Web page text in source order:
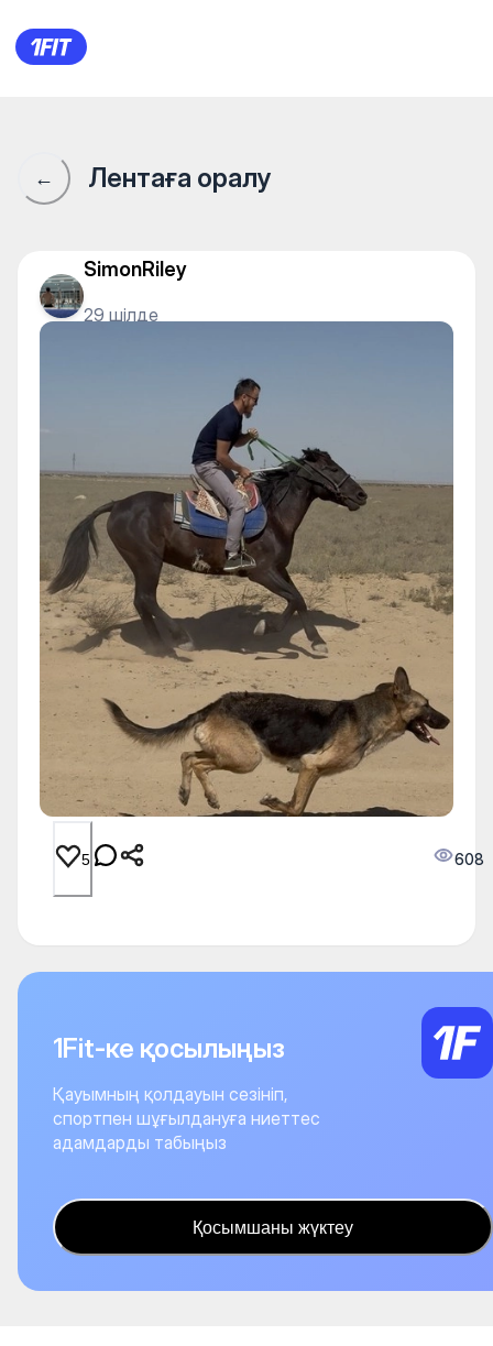
1Fit қауымдастығы · 1Fit
← Лентаға оралу
SimonRiley
29 шілде
5 608
1Fit-ке қосылыңыз
Қауымның қолдауын сезініп,
спортпен шұғылдануға ниеттес
адамдарды табыңыз
Қосымшаны жүктеу